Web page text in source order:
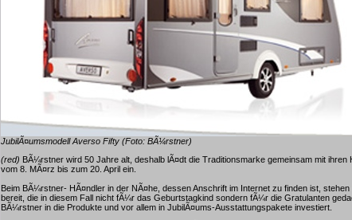
JubilÃ¤umsmodell Averso Fifty (Foto: BÃ¼rstner)
(red) BÃ¼rstner wird 50 Jahre alt, deshalb lÃ¤dt die Traditionsmarke gemeinsam mit
vom 8. MÃ¤rz bis zum 20. April ein.
Beim BÃ¼rstner- HÃ¤ndler in der NÃ¤he, dessen Anschrift im Internet zu finden ist,
bereit, die in diesem Fall nicht fÃ¼r das Geburtstagkind sondern fÃ¼r die Gratulanten
BÃ¼rstner in die Produkte und vor allem in JubilÃ¤ums-Ausstattungspakete investiert.